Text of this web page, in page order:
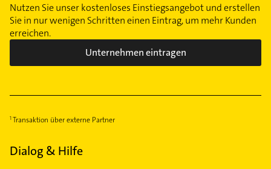
Nutzen Sie unser kostenloses Einstiegsangebot und erstellen
Sie in nur wenigen Schritten einen Eintrag, um mehr Kunden
erreichen.
Unternehmen eintragen
Transaktion über externe Partner
Dialog & Hilfe